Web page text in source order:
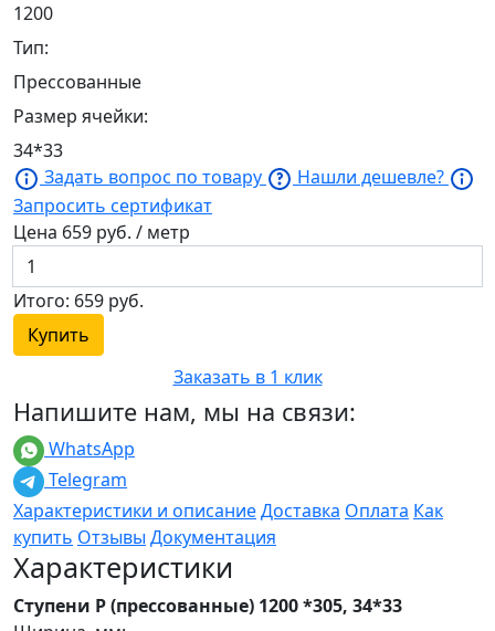
1200
Тип:
Прессованные
Размер ячейки:
34*33
Задать вопрос по товару
Нашли дешевле?
Запросить сертификат
Цена 659 руб. / метр
Итого: 659 руб.
Купить
Заказать в 1 клик
Напишите нам, мы на связи:
WhatsApp
Telegram
Характеристики и описаниеДоставка Оплата Как
купить Отзывы Документация
Характеристики
Ступени P (прессованные) 1200 *305, 34*33